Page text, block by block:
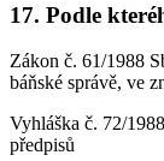
17. Podle
Zákon č. 61/1988
báňské správě, ve
Vyhláška č. 72/
předpisů